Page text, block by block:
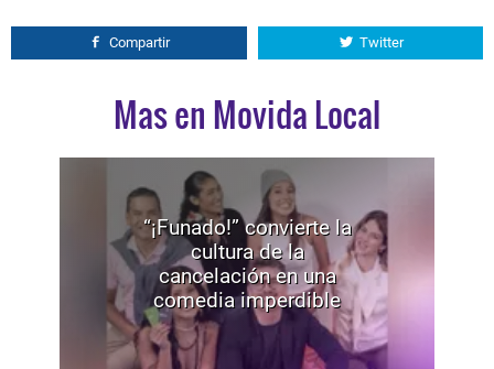
Compartir Twitter
Mas en Movida Local
“¡Funado!” convierte la
cultura de la
cancelación en una
comedia imperdible